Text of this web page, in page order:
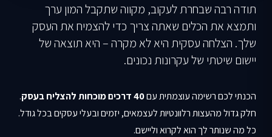
תודה רבה שבחרת לעקוב, מקווה שתקבל המון ערך
ותמצא את הכלים שאתה צריך כדי להצמיח את העסק
שלך. הצלחה עסקית היא לא מקרה – היא תוצאה של
יישום שיטתי של עקרונות נכונים.
הכנתי לכם רשימה עוצמתית עם40 דרכים מוכחות להצליח בעסק
.
חלק גדול מהעצות רלוונטיות לעצמאים, יזמים ובעלי עסקים בכל גודל.
כל מה שנותר לך הוא לקרוא וליישם.